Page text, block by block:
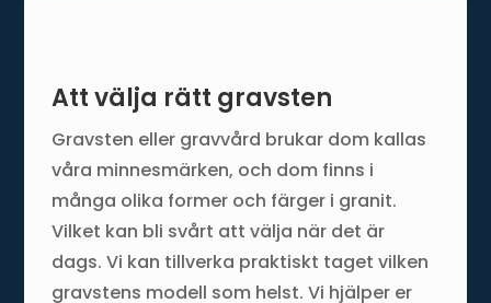
Att välja rätt gravsten
Gravsten eller gravvård brukar dom kallas
våra minnesmärken, och dom finns i
många olika former och färger i granit.
Vilket kan bli svårt att välja när det är
dags. Vi kan tillverka praktiskt taget vilken
gravstens modell som helst. Vi hjälper er